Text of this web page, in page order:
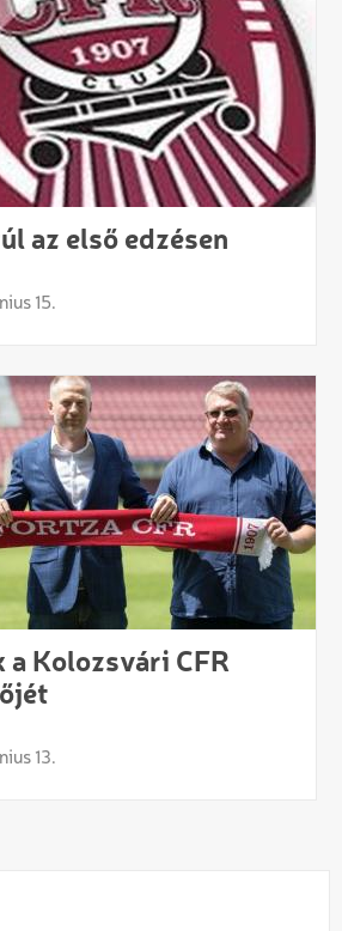
az első edzésen
15.
a Kolozsvári CFR
13.